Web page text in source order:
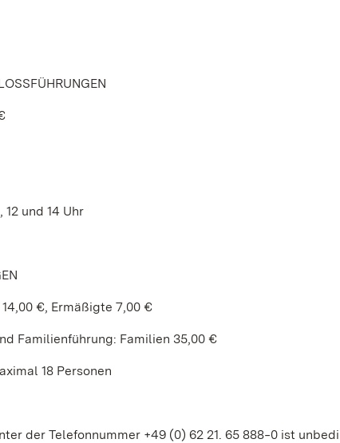
12 und 14 Uhr
€, Ermäßigte 7,00 €
Familienführung: Familien 35,00 €
18 Personen
der Telefonnummer +49 (0) 62 21. 65 888‒0 ist